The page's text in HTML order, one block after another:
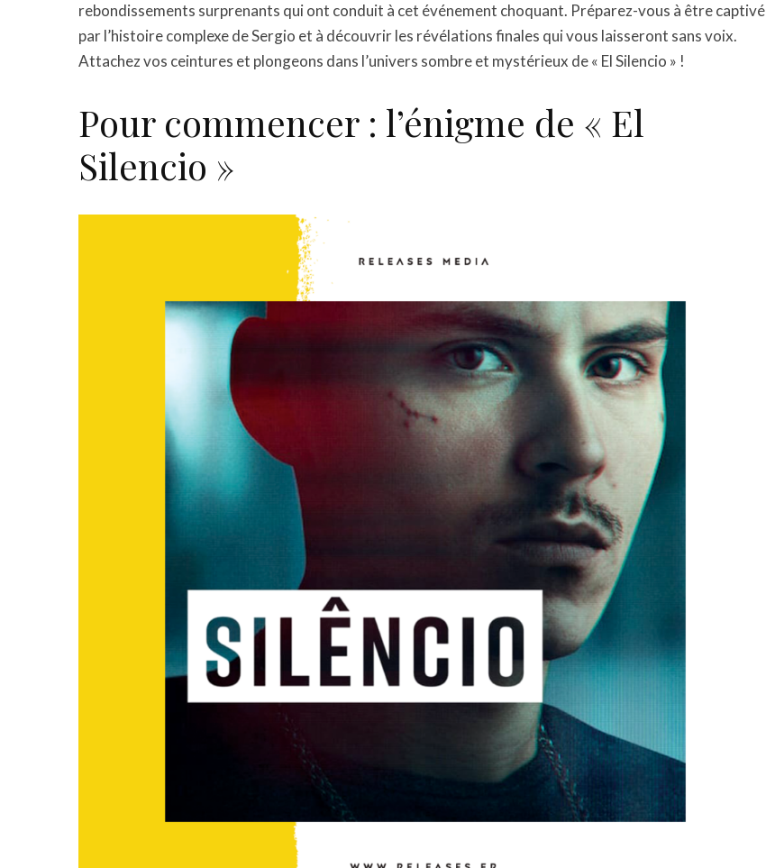
rebondissements surprenants qui ont conduit à cet événement choquant. Préparez-vous à être captivé
par l’histoire complexe de Sergio et à découvrir les révélations finales qui vous laisseront sans voix.
Attachez vos ceintures et plongeons dans l’univers sombre et mystérieux de « El Silencio » !
Pour commencer : l’énigme de « El
Silencio »